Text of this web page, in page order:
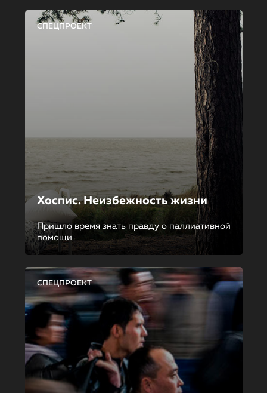
СПЕЦПРОЕКТ
Хоспис. Неизбежность жизни
Пришло время знать правду о паллиативной
помощи
СПЕЦПРОЕКТ